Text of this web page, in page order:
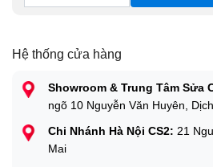
Hệ thống cửa hàng
Showroom & Trung Tâm Sửa
ngõ 10 Nguyễn Văn Huyên,
Chi Nhánh Hà Nội CS2: 21
Mai